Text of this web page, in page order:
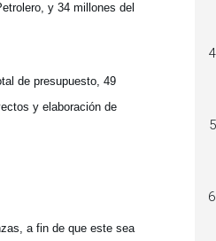
y 34 millones del
de presupuesto, 49
y elaboración de
a fin de que este sea